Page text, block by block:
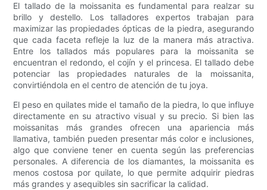
El tallado de la moissanita es fundamental para realzar su
brillo y destello. Los talladores expertos trabajan para
maximizar las propiedades ópticas de la piedra, asegurando
que cada faceta refleje la luz de la manera más atractiva.
Entre los tallados más populares para la moissanita se
encuentran el redondo, el cojín y el princesa. El tallado debe
potenciar las propiedades naturales de la moissanita,
convirtiéndola en el centro de atención de tu joya.
El peso en quilates mide el tamaño de la piedra, lo que influye
directamente en su atractivo visual y su precio. Si bien las
moissanitas más grandes ofrecen una apariencia más
llamativa, también pueden presentar más color e inclusiones,
algo que conviene tener en cuenta según las preferencias
personales. A diferencia de los diamantes, la moissanita es
menos costosa por quilate, lo que permite adquirir piedras
más grandes y asequibles sin sacrificar la calidad.